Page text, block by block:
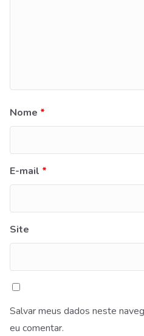
Nome *
E-mail *
Site
Salvar meus dados neste
eu comentar.